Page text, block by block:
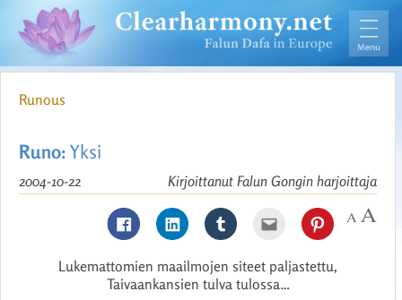
Runous
Runo:Yksi
Kirjoittanut Falun Gongin harjoittaja
2004-10-22
Lukemattomien maailmojen siteet paljastettu,
Taivaankansien tulva tulossa…